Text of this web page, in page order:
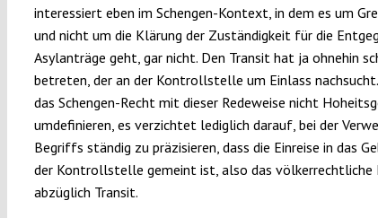
interessiert eben im Schengen-Kontext, in dem es um
und nicht um die Klärung der Zuständigkeit für die
Asylanträge geht, gar nicht. Den Transit hat ja ohnehin
betreten, der an der Kontrollstelle um Einlass
das Schengen-Recht mit dieser Redeweise nicht
umdefinieren, es verzichtet lediglich darauf, bei der
Begriffs ständig zu präzisieren, dass die Einreise in das
der Kontrollstelle gemeint ist, also das völkerrechtliche
abzüglich Transit.